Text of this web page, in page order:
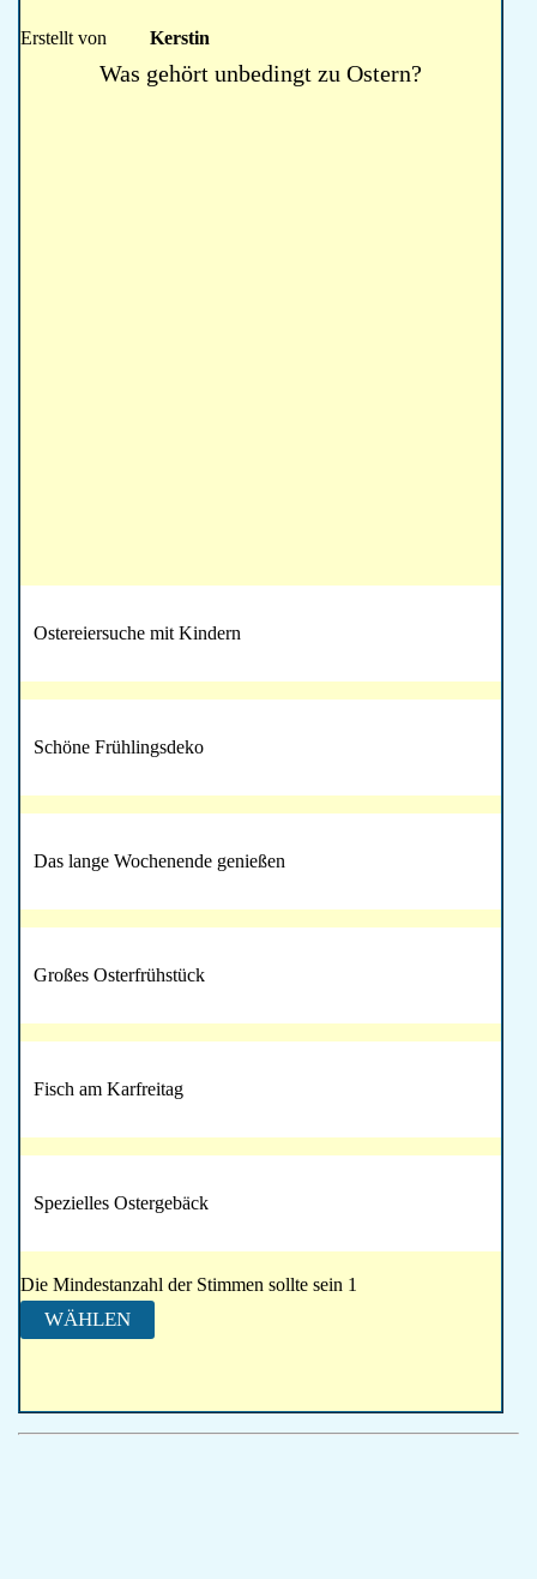
Erstellt von Kerstin
Was gehört unbedingt zu Ostern?
Ostereiersuche mit Kindern
Schöne Frühlingsdeko
Das lange Wochenende genießen
Großes Osterfrühstück
Fisch am Karfreitag
Spezielles Ostergebäck
Die Mindestanzahl der Stimmen sollte sein 1